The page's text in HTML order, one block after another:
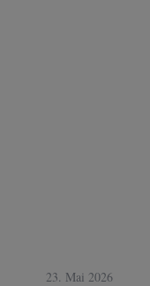
23. Mai 2026